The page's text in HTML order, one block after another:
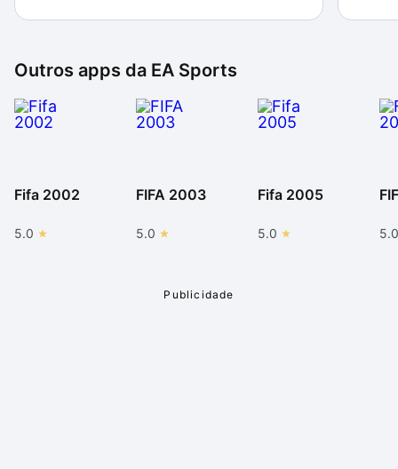
Outros apps da EA Sports
Fifa 2002
5.0
FIFA 2003
5.0
Fifa 2005
5.0 5.0